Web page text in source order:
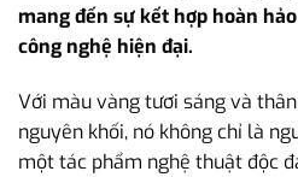
mang đến sự kết hợp hoàn
công nghệ hiện đại.
Với màu vàng tươi sáng và
nguyên khối, nó không chỉ là
một tác phẩm nghệ thuật độc